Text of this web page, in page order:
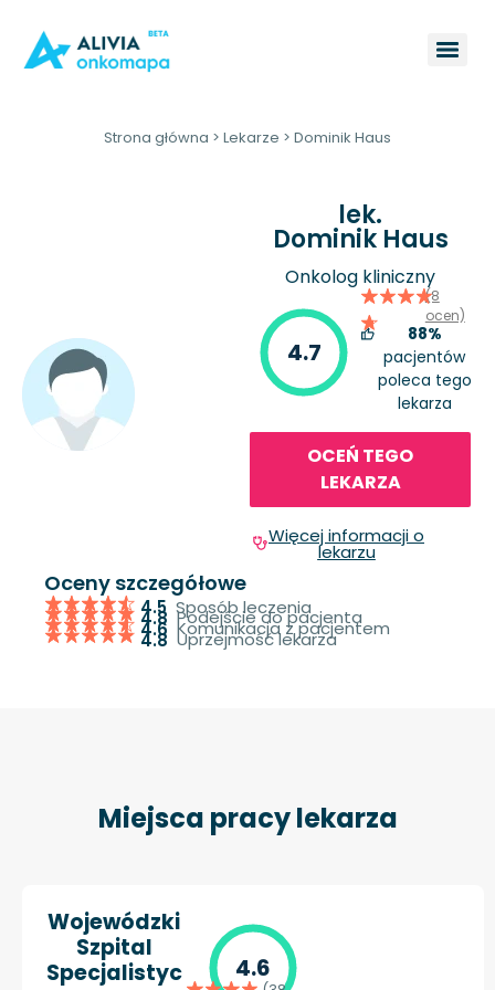
Strona główna > Lekarze > Dominik Haus
lek.
Dominik Haus
Onkolog kliniczny
4.7
(8
ocen)
88%
pacjentów
poleca tego
lekarza
OCEŃ TEGO
LEKARZA
Więcej informacji o
lekarzu
Oceny szczegółowe
4.5 Sposób leczenia
4.8 Podejście do pacjenta
4.6 Komunikacja z pacjentem
4.8 Uprzejmość lekarza
Miejsca pracy lekarza
Wojewódzki
Szpital
Specjalistyc
4.6